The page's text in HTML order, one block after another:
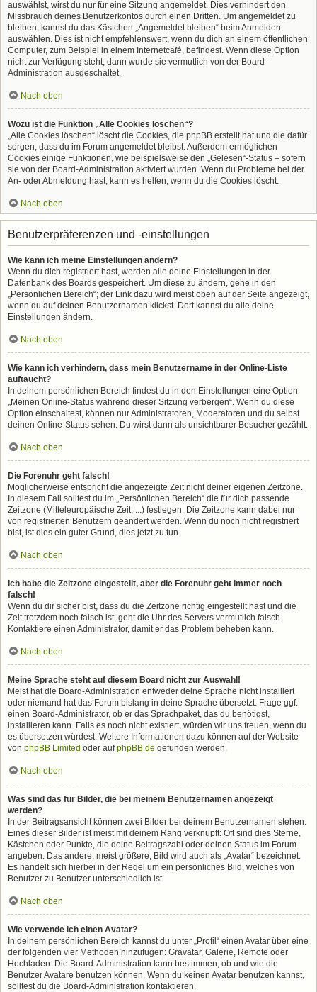
auswählst, wirst du nur für eine Sitzung angemeldet. Dies verhindert den
Missbrauch deines Benutzerkontos durch einen Dritten. Um angemeldet zu
bleiben, kannst du das Kästchen „Angemeldet bleiben“ beim Anmelden
auswählen. Dies ist nicht empfehlenswert, wenn du dich an einem öffentlichen
Computer, zum Beispiel in einem Internetcafé, befindest. Wenn diese Option
nicht zur Verfügung steht, dann wurde sie vermutlich von der Board-
Administration ausgeschaltet.
Nach oben
Wozu ist die Funktion „Alle Cookies löschen“?
„Alle Cookies löschen“ löscht die Cookies, die phpBB erstellt hat und die dafür
sorgen, dass du im Forum angemeldet bleibst. Außerdem ermöglichen
Cookies einige Funktionen, wie beispielsweise den „Gelesen“-Status – sofern
sie von der Board-Administration aktiviert wurden. Wenn du Probleme bei der
An- oder Abmeldung hast, kann es helfen, wenn du die Cookies löscht.
Nach oben
Benutzerpräferenzen und -einstellungen
Wie kann ich meine Einstellungen ändern?
Wenn du dich registriert hast, werden alle deine Einstellungen in der
Datenbank des Boards gespeichert. Um diese zu ändern, gehe in den
„Persönlichen Bereich“; der Link dazu wird meist oben auf der Seite angezeigt,
wenn du auf deinen Benutzernamen klickst. Dort kannst du alle deine
Einstellungen ändern.
Nach oben
Wie kann ich verhindern, dass mein Benutzername in der Online-Liste
auftaucht?
In deinem persönlichen Bereich findest du in den Einstellungen eine Option
„Meinen Online-Status während dieser Sitzung verbergen“. Wenn du diese
Option einschaltest, können nur Administratoren, Moderatoren und du selbst
deinen Online-Status sehen. Du wirst dann als unsichtbarer Besucher gezählt.
Nach oben
Die Forenuhr geht falsch!
Möglicherweise entspricht die angezeigte Zeit nicht deiner eigenen Zeitzone.
In diesem Fall solltest du im „Persönlichen Bereich“ die für dich passende
Zeitzone (Mitteleuropäische Zeit, ...) festlegen. Die Zeitzone kann dabei nur
von registrierten Benutzern geändert werden. Wenn du noch nicht registriert
bist, ist dies ein guter Grund, dies jetzt zu tun.
Nach oben
Ich habe die Zeitzone eingestellt, aber die Forenuhr geht immer noch
falsch!
Wenn du dir sicher bist, dass du die Zeitzone richtig eingestellt hast und die
Zeit trotzdem noch falsch ist, geht die Uhr des Servers vermutlich falsch.
Kontaktiere einen Administrator, damit er das Problem beheben kann.
Nach oben
Meine Sprache steht auf diesem Board nicht zur Auswahl!
Meist hat die Board-Administration entweder deine Sprache nicht installiert
oder niemand hat das Forum bislang in deine Sprache übersetzt. Frage ggf.
einen Board-Administrator, ob er das Sprachpaket, das du benötigst,
installieren kann. Falls es noch nicht existiert, würden wir uns freuen, wenn du
es übersetzen würdest. Weitere Informationen dazu können auf der Website
von phpBB Limited oder aufphpBB.de gefunden werden.
Nach oben
Was sind das für Bilder, die bei meinem Benutzernamen angezeigt
werden?
In der Beitragsansicht können zwei Bilder bei deinem Benutzernamen stehen.
Eines dieser Bilder ist meist mit deinem Rang verknüpft: Oft sind dies Sterne,
Kästchen oder Punkte, die deine Beitragszahl oder deinen Status im Forum
angeben. Das andere, meist größere, Bild wird auch als „Avatar“ bezeichnet.
Es handelt sich hierbei in der Regel um ein persönliches Bild, welches von
Benutzer zu Benutzer unterschiedlich ist.
Nach oben
Wie verwende ich einen Avatar?
In deinem persönlichen Bereich kannst du unter „Profil“ einen Avatar über eine
der folgenden vier Methoden hinzufügen: Gravatar, Galerie, Remote oder
Hochladen. Die Board-Administration kann bestimmen, ob und wie die
Benutzer Avatare benutzen können. Wenn du keinen Avatar benutzen kannst,
solltest du die Board-Administration kontaktieren.